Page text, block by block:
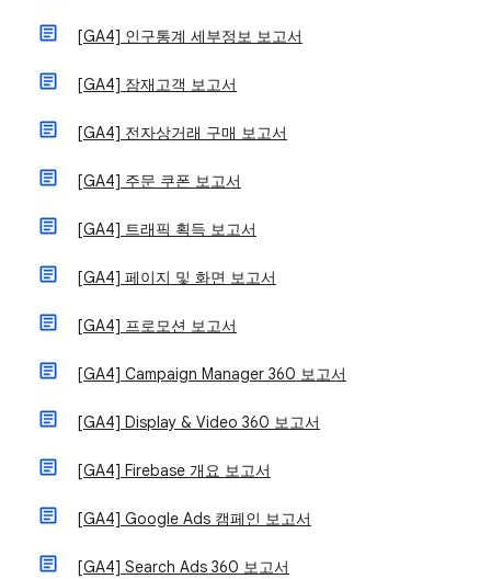
[GA4] 인구통계 세부정보 보고서
[GA4] 잠재고객 보고서
[GA4] 전자상거래 구매 보고서
[GA4] 주문 쿠폰 보고서
[GA4] 트래픽 획득 보고서
[GA4] 페이지 및 화면 보고서
[GA4] 프로모션 보고서
[GA4] Campaign Manager 360 보고서
[GA4] Display & Video 360 보고서
[GA4] Firebase 개요 보고서
[GA4] Google Ads 캠페인 보고서
[GA4] Search Ads 360 보고서